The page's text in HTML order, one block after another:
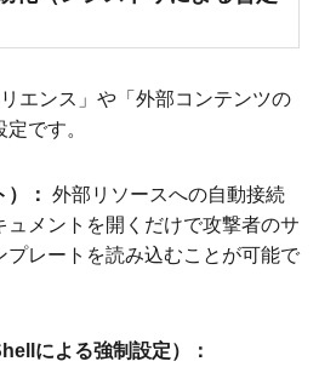
エンス」や「外部コンテンツの
です。
： 外部リソースへの自動接続
ュメントを開くだけで攻撃者のサ
プレートを読み込むことが可能で
による強制設定）：